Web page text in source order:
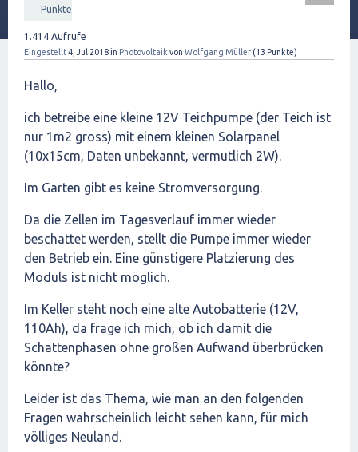
Punkte
1.414 Aufrufe
Eingestellt4, Jul 2018in Photovoltaik von Wolfgang Müller (13 Punkte)
Hallo,
ich betreibe eine kleine 12V Teichpumpe (der Teich ist
nur 1m2 gross) mit einem kleinen Solarpanel
(10x15cm, Daten unbekannt, vermutlich 2W).
Im Garten gibt es keine Stromversorgung.
Da die Zellen im Tagesverlauf immer wieder
beschattet werden, stellt die Pumpe immer wieder
den Betrieb ein. Eine günstigere Platzierung des
Moduls ist nicht möglich.
Im Keller steht noch eine alte Autobatterie (12V,
110Ah), da frage ich mich, ob ich damit die
Schattenphasen ohne großen Aufwand überbrücken
könnte?
Leider ist das Thema, wie man an den folgenden
Fragen wahrscheinlich leicht sehen kann, für mich
völliges Neuland.